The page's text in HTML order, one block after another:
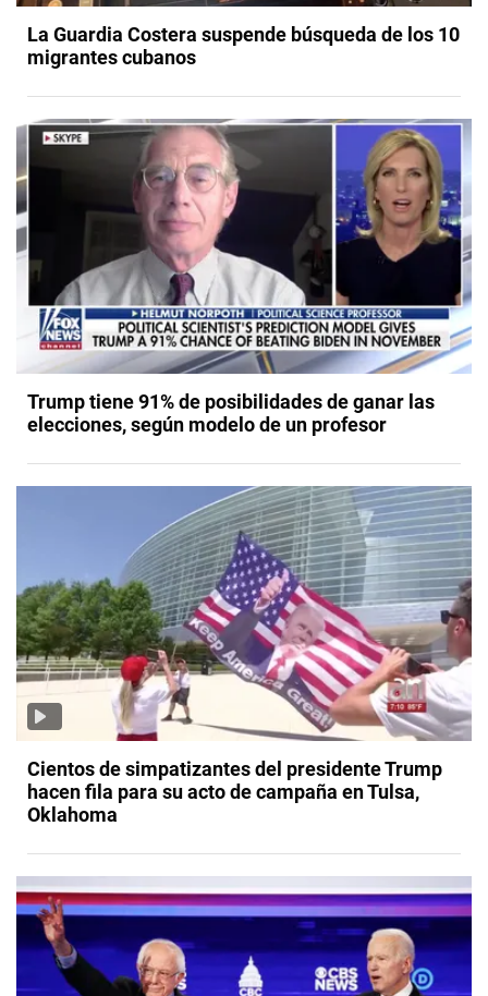
La Guardia Costera suspende búsqueda de los 10
migrantes cubanos
Trump tiene 91% de posibilidades de ganar las
elecciones, según modelo de un profesor
Cientos de simpatizantes del presidente Trump
hacen fila para su acto de campaña en Tulsa,
Oklahoma